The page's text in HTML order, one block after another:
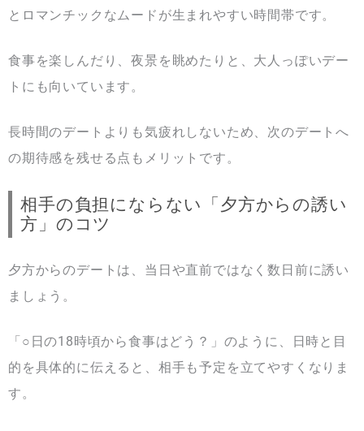
とロマンチックなムードが生まれやすい時間帯です。
食事を楽しんだり、夜景を眺めたりと、大人っぽいデー
トにも向いています。
長時間のデートよりも気疲れしないため、次のデートへ
の期待感を残せる点もメリットです。
相手の負担にならない「夕方からの誘い
方」のコツ
夕方からのデートは、当日や直前ではなく数日前に誘い
ましょう。
「○日の18時頃から食事はどう？」のように、日時と目
的を具体的に伝えると、相手も予定を立てやすくなりま
す。